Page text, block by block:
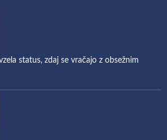
status, zdaj se vračajo z obsežnim